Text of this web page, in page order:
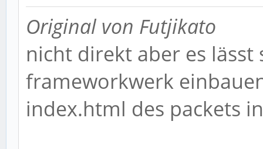
Original von Futjikato
nicht direkt aber es lässt
frameworkwerk
index.html des packets